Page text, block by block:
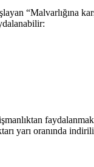
“Malvarlığına
yarı oranında